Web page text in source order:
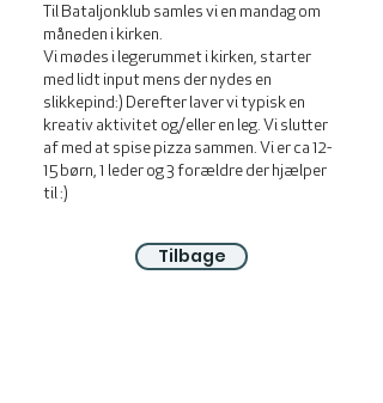
Til Bataljonklub samles vi en mandag om
måneden i kirken.
Vi mødes i legerummet i kirken, starter
med lidt input mens der nydes en
slikkepind:) Derefter laver vi typisk en
kreativ aktivitet og/eller en leg. Vi slutter
af med at spise pizza sammen. Vi er ca 12-
15 børn, 1 leder og 3 forældre der hjælper
til :)
Tilbage